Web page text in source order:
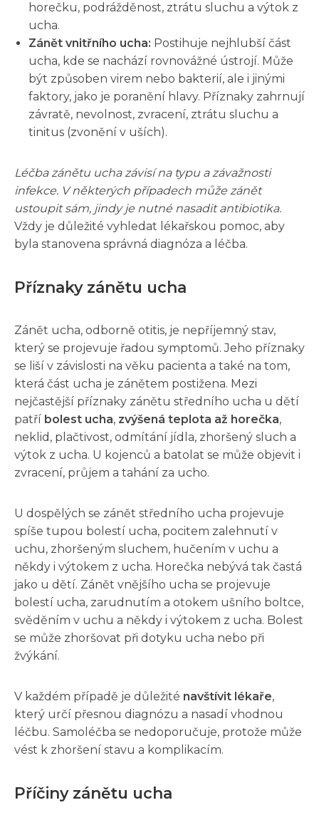
horečku, podrážděnost, ztrátu sluchu a výtok z
ucha.
Zánět vnitřního ucha: Postihuje nejhlubší část
ucha, kde se nachází rovnovážné ústrojí. Může
být způsoben virem nebo bakterií, ale i jinými
faktory, jako je poranění hlavy. Příznaky zahrnují
závratě, nevolnost, zvracení, ztrátu sluchu a
tinitus (zvonění v uších).
Léčba zánětu ucha závisí na typu a závažnosti
infekce. V některých případech může zánět
ustoupit sám, jindy je nutné nasadit antibiotika.
Vždy je důležité vyhledat lékařskou pomoc, aby
byla stanovena správná diagnóza a léčba.
Příznaky zánětu ucha
Zánět ucha, odborně otitis, je nepříjemný stav,
který se projevuje řadou symptomů. Jeho příznaky
se liší v závislosti na věku pacienta a také na tom,
která část ucha je zánětem postižena. Mezi
nejčastější příznaky zánětu středního ucha u dětí
patří bolest ucha, zvýšená teplota až horečka,
neklid, plačtivost, odmítání jídla, zhoršený sluch a
výtok z ucha. U kojenců a batolat se může objevit i
zvracení, průjem a tahání za ucho.
U dospělých se zánět středního ucha projevuje
spíše tupou bolestí ucha, pocitem zalehnutí v
uchu, zhoršeným sluchem, hučením v uchu a
někdy i výtokem z ucha. Horečka nebývá tak častá
jako u dětí. Zánět vnějšího ucha se projevuje
bolestí ucha, zarudnutím a otokem ušního boltce,
svěděním v uchu a někdy i výtokem z ucha. Bolest
se může zhoršovat při dotyku ucha nebo při
žvýkání.
V každém případě je důležité navštívit lékaře,
který určí přesnou diagnózu a nasadí vhodnou
léčbu. Samoléčba se nedoporučuje, protože může
vést k zhoršení stavu a komplikacím.
Příčiny zánětu ucha